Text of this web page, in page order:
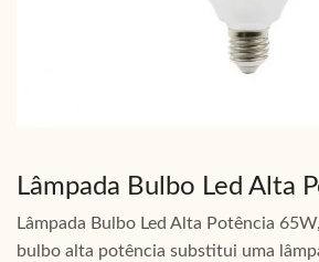
Lâmpada Bulbo Led Alta
Lâmpada Bulbo Led Alta Potência
bulbo alta potência substitui uma